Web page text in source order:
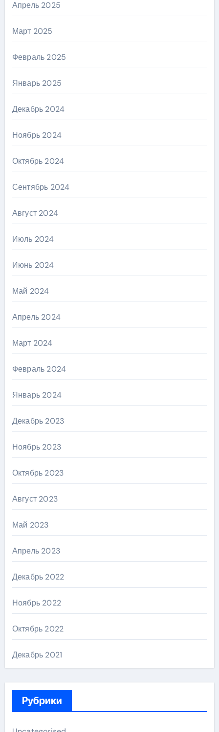
Апрель 2025
Март 2025
Февраль 2025
Январь 2025
Декабрь 2024
Ноябрь 2024
Октябрь 2024
Сентябрь 2024
Август 2024
Июль 2024
Июнь 2024
Май 2024
Апрель 2024
Март 2024
Февраль 2024
Январь 2024
Декабрь 2023
Ноябрь 2023
Октябрь 2023
Август 2023
Май 2023
Апрель 2023
Декабрь 2022
Ноябрь 2022
Октябрь 2022
Декабрь 2021
Рубрики